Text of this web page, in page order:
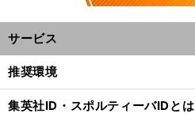
サービス
推奨環境
集英社ID・スポルティーバIDとは